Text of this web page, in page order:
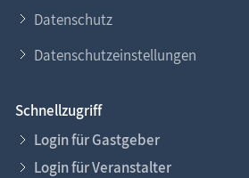
Datenschutz
Datenschutzeinstellungen
Schnellzugriff
Login für Gastgeber
Login für Veranstalter